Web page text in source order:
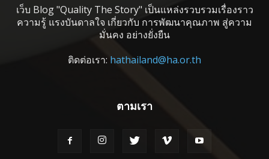
เว็บ Blog "Quality The Story" เป็นแหล่งรวบรวมเรื่องราว
ความรู้ แรงบันดาลใจ เกี่ยวกับ การพัฒนาคุณภาพ สู่ความ
มั่นคง อย่างยั่งยืน
ติดต่อเรา: hathailand@ha.or.th
ตามเรา